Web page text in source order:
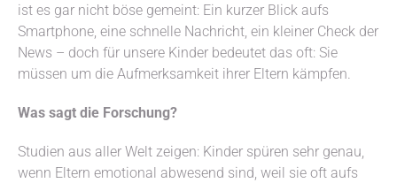
ist es gar nicht böse gemeint: Ein kurzer Blick aufs
Smartphone, eine schnelle Nachricht, ein kleiner Check der
News – doch für unsere Kinder bedeutet das oft: Sie
müssen um die Aufmerksamkeit ihrer Eltern kämpfen.
Was sagt die Forschung?
Studien aus aller Welt zeigen: Kinder spüren sehr genau,
wenn Eltern emotional abwesend sind, weil sie oft aufs